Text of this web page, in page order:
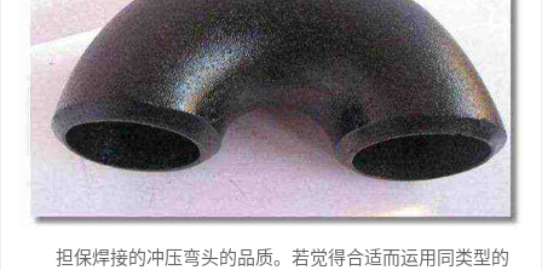
担保焊接的冲压弯头的品质。若觉得合适而运用同类型的